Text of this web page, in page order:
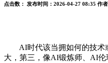
点击数： 发布时间： 2026-04-27 08:35 作者
AI时代该当拥如何的技术或
大，第三，像AI锻炼师、AI伦